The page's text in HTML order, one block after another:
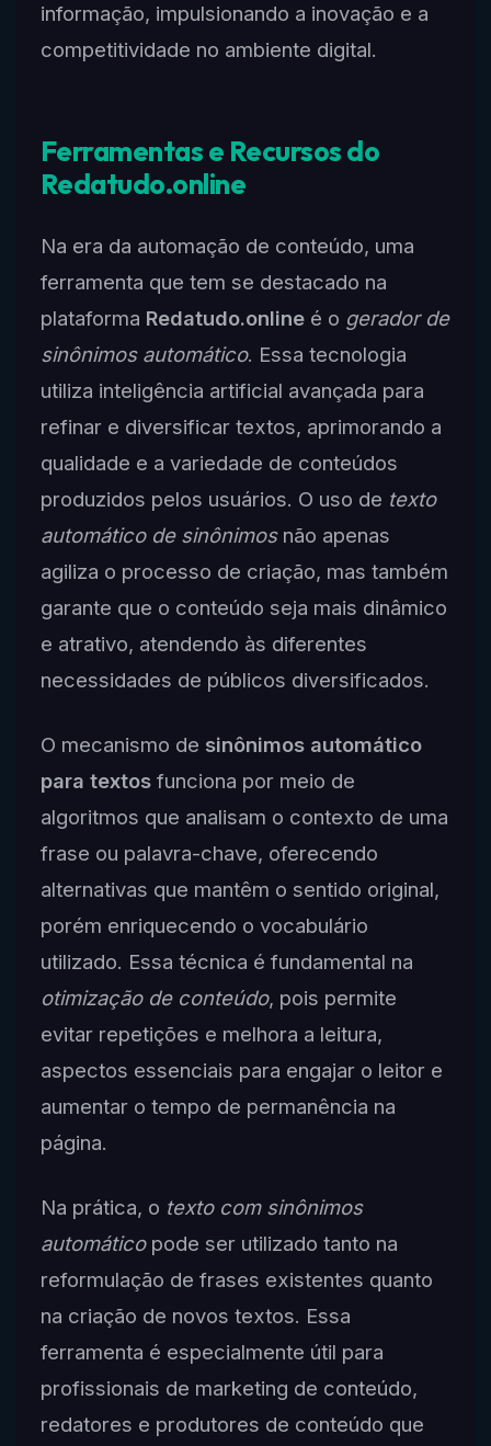
informação, impulsionando a inovação e a
competitividade no ambiente digital.
Ferramentas e Recursos do
Redatudo.online
Na era da automação de conteúdo, uma
ferramenta que tem se destacado na
plataforma Redatudo.onlineé o gerador de
sinônimos automático. Essa tecnologia
utiliza inteligência artificial avançada para
refinar e diversificar textos, aprimorando a
qualidade e a variedade de conteúdos
produzidos pelos usuários. O uso de texto
automático de sinônimosnão apenas
agiliza o processo de criação, mas também
garante que o conteúdo seja mais dinâmico
e atrativo, atendendo às diferentes
necessidades de públicos diversificados.
O mecanismo de sinônimos automático
para textosfunciona por meio de
algoritmos que analisam o contexto de uma
frase ou palavra-chave, oferecendo
alternativas que mantêm o sentido original,
porém enriquecendo o vocabulário
utilizado. Essa técnica é fundamental na
otimização de conteúdo, pois permite
evitar repetições e melhora a leitura,
aspectos essenciais para engajar o leitor e
aumentar o tempo de permanência na
página.
Na prática, o texto com sinônimos
automáticopode ser utilizado tanto na
reformulação de frases existentes quanto
na criação de novos textos. Essa
ferramenta é especialmente útil para
profissionais de marketing de conteúdo,
redatores e produtores de conteúdo que